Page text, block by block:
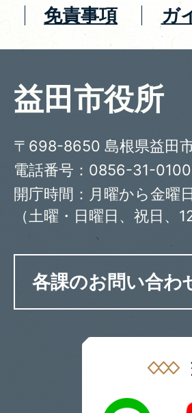
免責事項 ガ
益田市役所
〒698-8650 島根県益田
電話番号：0856-31-0100
開庁時間：月曜から金曜
（土曜・日曜日、祝日、
各課のお問い合わ
LINE